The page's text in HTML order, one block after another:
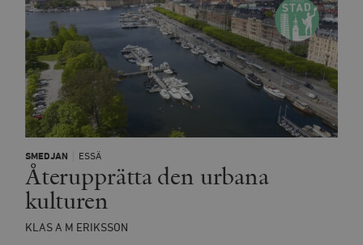
SMEDJAN ESSÄ
Återupprätta den urbana
kulturen
KLAS A M ERIKSSON
minuter